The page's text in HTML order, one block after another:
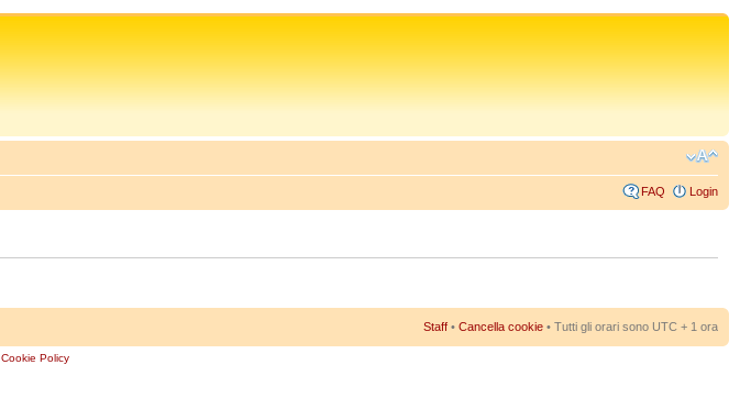
FAQ Login
Staff • Cancella cookie • Tutti gli orari sono UTC + 1 ora
Cookie Policy